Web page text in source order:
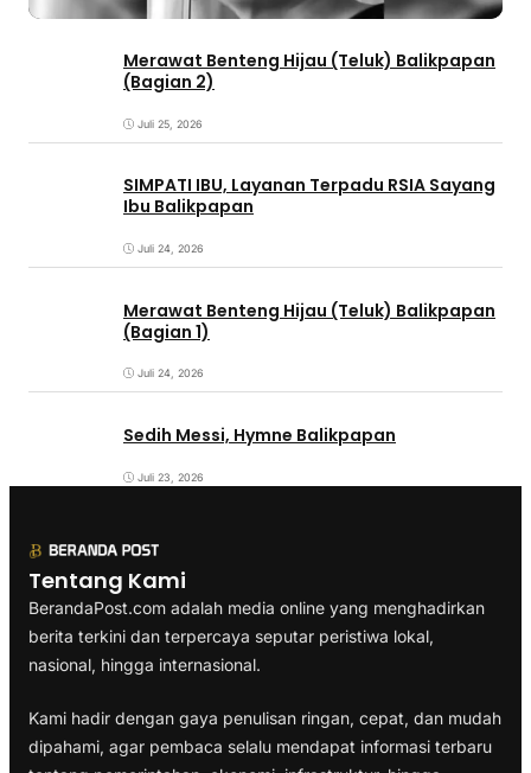
Merawat Benteng Hijau (Teluk) Balikpapan
(Bagian 2)
Juli 25, 2026
SIMPATI IBU, Layanan Terpadu RSIA Sayang
Ibu Balikpapan
Juli 24, 2026
Merawat Benteng Hijau (Teluk) Balikpapan
(Bagian 1)
Juli 24, 2026
Sedih Messi, Hymne Balikpapan
Juli 23, 2026
Tentang Kami
BerandaPost.com adalah media online yang menghadirkan
berita terkini dan terpercaya seputar peristiwa lokal,
nasional, hingga internasional.
Kami hadir dengan gaya penulisan ringan, cepat, dan mudah
dipahami, agar pembaca selalu mendapat informasi terbaru